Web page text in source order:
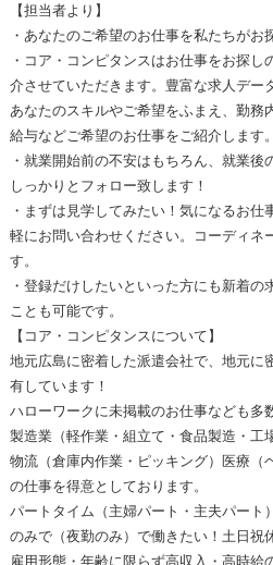
【担当者より】
・あなたのご希望のお仕事を私たちがお
・コア・コンピタンスはお仕事をお探
介させていただきます。豊富な求人デー
あなたのスキルやご希望をふまえ、勤務
給与などご希望のお仕事をご紹介します。
・就業開始前の不安はもちろん、就業
しっかりとフォロー致します！
・まずは見学してみたい！気になるお
軽にお問い合わせください。コーディネ
す。
・登録だけしたいといった方にも新着
ことも可能です。
【コア・コンピタンスについて】
地元広島に密着した派遣会社で、地元に
有しています！
ハローワークに未掲載のお仕事なども多
製造業（軽作業・組立て・食品製造・工
物流（倉庫内作業・ピッキング）医療（
の仕事を得意としております。
パートタイム（主婦パート・主夫パート
のみで（夜勤のみ）で働きたい！土日祝
雇用形態・年齢に限らず高収入・高時給